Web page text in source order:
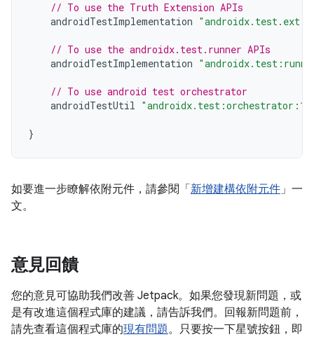
// To use the Truth Extension APIs
androidTestImplementation
// To use the androidx.test.runner APIs
androidTestImplementation
// To use android test orchestrator
androidTestUtil
}
如要進一步瞭解依附元件，請參閱「 新增建構依附元件」一
文。
意見回饋
您的意見可協助我們改善 Jetpack。如果您發現新問題，或
是有改進這個程式庫的建議，請告訴我們。回報新問題前，
請先查看這個程式庫的現有問題。只要按一下星號按鈕，即